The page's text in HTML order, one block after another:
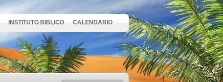
INSTITUTO BIBLICO CALENDARIO